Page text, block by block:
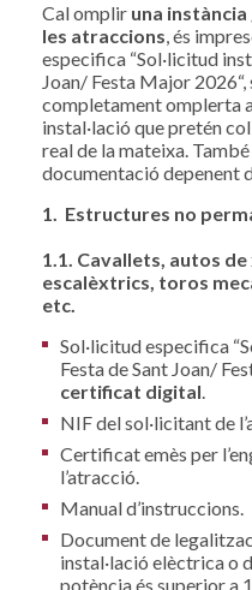
Cal omplir una
les atraccions, és
especifica “Sol·licitud
Joan/ Festa Major
completament omplerta
instal·lació que pretén
real de la mateixa.
documentació depenent
1. Estructures no
1.1. Cavallets, autos
escalèxtrics, toros
etc.
Sol·licitud especifica
Festa de Sant Joan/
certificat digital.
NIF del sol·licitant de
Certificat emès per
l’atracció.
Manual d’instruccions.
Document de
instal·lació elèctrica o
potència és superior a